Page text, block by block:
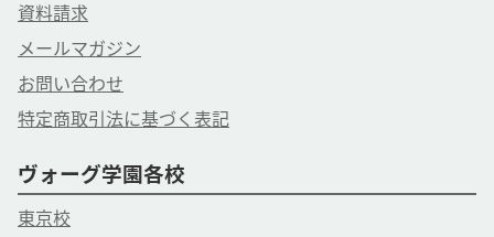
資料請求
メールマガジン
お問い合わせ
特定商取引法に基づく表記
ヴォーグ学園各校
東京校